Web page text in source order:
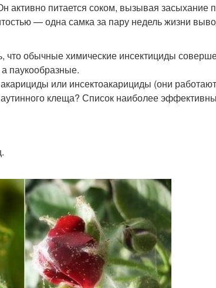
активно питается соком, вызывая засыхание
— одна самка за пару недель жизни
что обычные химические инсектициды
паукообразные.
или инсектоакарициды (они
клеща? Список наиболее